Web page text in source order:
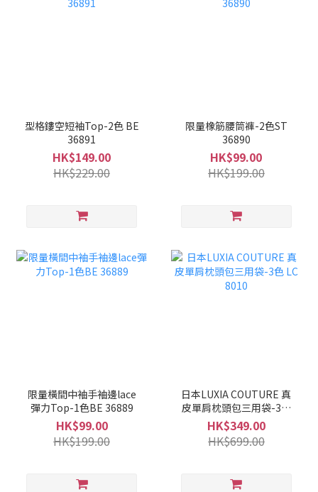
型格鏤空短袖Top-2色 BE
36891
HK$149.00
HK$229.00
限量橡筋腰筒褲-2色ST
36890
HK$99.00
HK$199.00
限量橫間中袖手袖邊lace
彈力Top-1色BE 36889
HK$99.00
HK$199.00
日本LUXIA COUTURE 真
皮單肩枕頭包三用袋-3色
LC 8010
HK$349.00
HK$699.00